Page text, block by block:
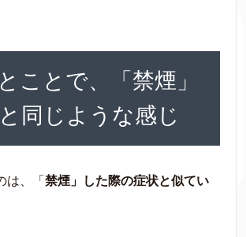
ことで、「禁煙」
同じような感じ
は、「 禁煙」した際の症状と似てい